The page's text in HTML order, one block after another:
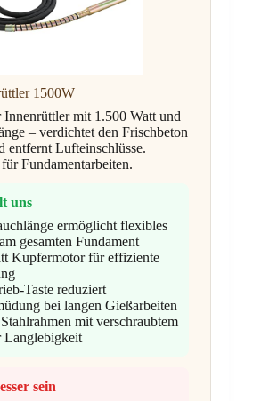
1500W
Innenrüttler mit 1.500 Watt und
– verdichtet den Frischbeton
entfernt Lufteinschlüsse.
Fundamentarbeiten.
uns
ermöglicht flexibles
gesamten Fundament
Kupfermotor für effiziente
Taste reduziert
bei langen Gießarbeiten
mit verschraubtem
sein